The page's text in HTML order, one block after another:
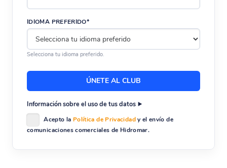
IDIOMA PREFERIDO*
Selecciona tu idioma preferido.
Información sobre el uso de tus datos
Acepto la Política de Privacidady el envío de
comunicaciones comerciales de Hidromar.